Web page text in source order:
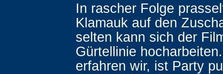
In rascher Folge
Klamauk auf den
selten kann sich der
Gürtellinie
erfahren wir, ist Party